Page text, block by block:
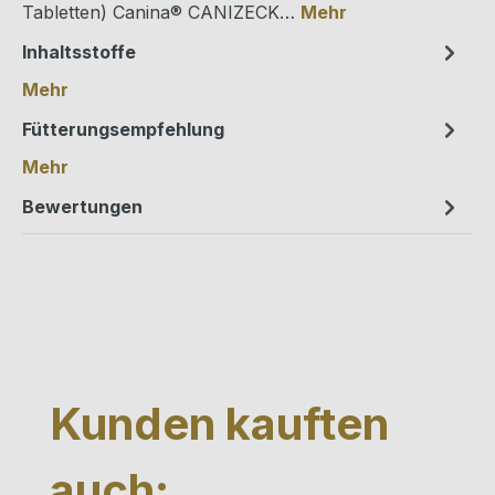
Tabletten) Canina® CANIZECK… Mehr
Inhaltsstoffe
Mehr
Fütterungsempfehlung
Mehr
Bewertungen
Produktgalerie überspringen
Kunden kauften